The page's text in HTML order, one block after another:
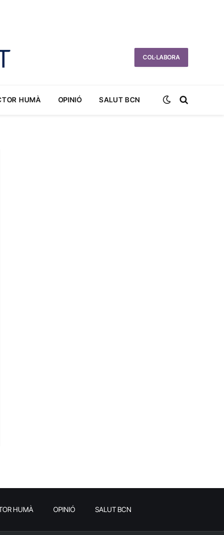
COL·LABORA
HUMÀ OPINIÓ SALUT BCN
HUMÀ OPINIÓ SALUT BCN